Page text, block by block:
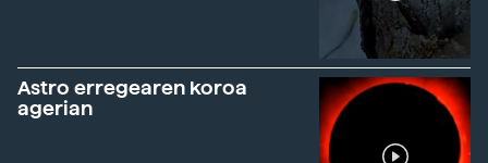
Astro erregearen koroa
agerian